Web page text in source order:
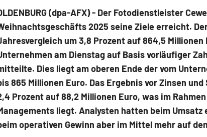
(dpa-AFX) - Der Fotodienstleister Cewe
2025 seine Ziele erreicht.
um 3,8 Prozent auf 864,5 Millionen
am Dienstag auf Basis vorläufiger
Dies liegt am oberen Ende der vom
865 Millionen Euro. Das Ergebnis vor Zinsen
Prozent auf 88,2 Millionen Euro, was im
liegt. Analysten hatten beim
operativen Gewinn aber im Mittel mehr auf